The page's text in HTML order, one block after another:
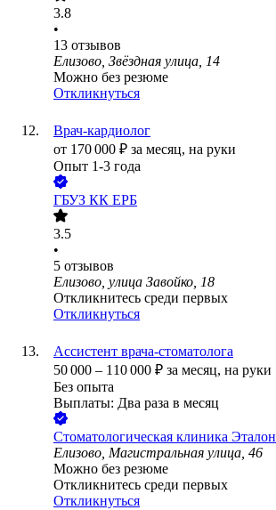
3.8
•
13 отзывов
Елизово, Звёздная улица, 14
Можно без резюме
Откликнуться
Врач-кардиолог
от 170 000 ₽ за месяц, на руки
Опыт 1-3 года
ГБУЗ КК ЕРБ
3.5
•
5 отзывов
Елизово, улица Завойко, 18
Откликнитесь среди первых
Откликнуться
Ассистент врача-стоматолога
50 000 – 110 000 ₽ за месяц, на руки
Без опыта
Выплаты: Два раза в месяц
Стоматологическая клиника Эталон
Елизово, Магистральная улица, 46
Можно без резюме
Откликнитесь среди первых
Откликнуться